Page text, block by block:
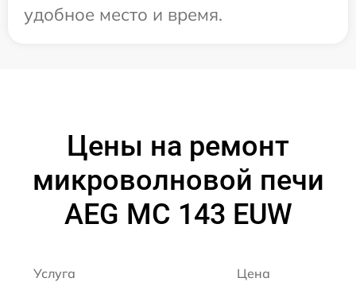
удобное место и время.
Цены на ремонт
микроволновой печи
AEG MC 143 EUW
Услуга Цена